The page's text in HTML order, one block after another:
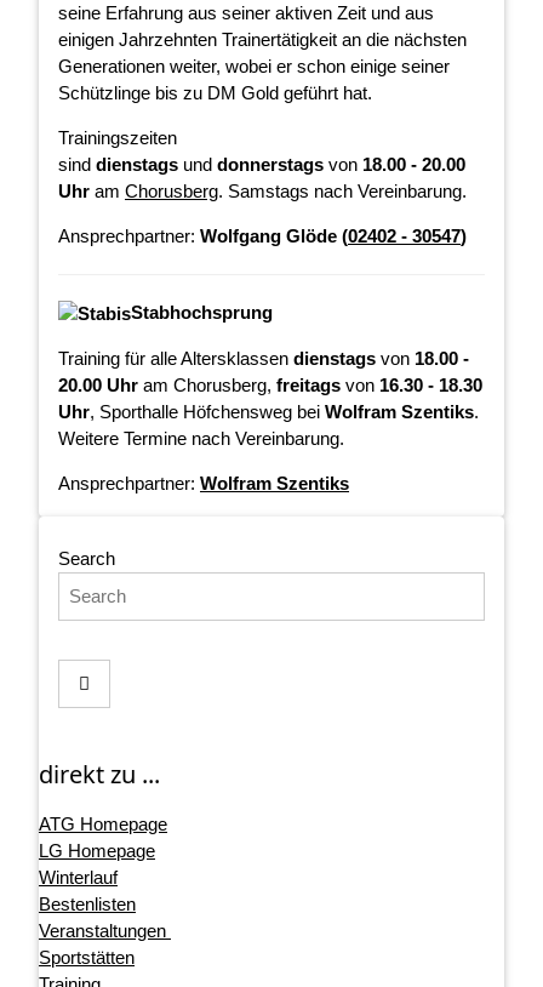
seine Erfahrung aus seiner aktiven Zeit und aus
einigen Jahrzehnten Trainertätigkeit an die nächsten
Generationen weiter, wobei er schon einige seiner
Schützlinge bis zu DM Gold geführt hat.
Trainingszeiten
sind dienstags und donnerstags von 18.00 - 20.00
Uhr am Chorusberg. Samstags nach Vereinbarung.
Ansprechpartner: Wolfgang Glöde (02402 - 30547)
Stabhochsprung
Training für alle Altersklassen dienstags von 18.00 -
20.00 Uhr am Chorusberg, freitags von 16.30 - 18.30
Uhr, Sporthalle Höfchensweg bei Wolfram Szentiks.
Weitere Termine nach Vereinbarung.
Ansprechpartner: Wolfram Szentiks
Search
direkt zu ...
ATG Homepage
LG Homepage
Winterlauf
Bestenlisten
Veranstaltungen
Sportstätten